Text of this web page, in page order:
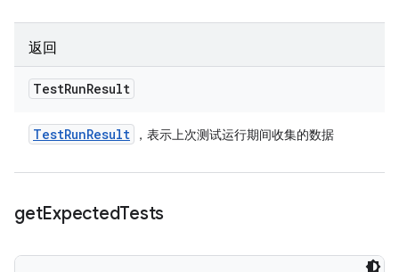
返回
TestRunResult
TestRunResult ，表示上次测试运行期间收集的数据
getExpectedTests